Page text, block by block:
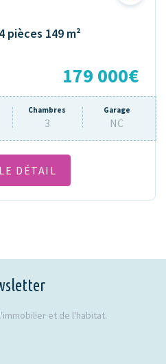
149 m²
179 000€
Chambres
3
Garage
NC
DÉTAIL
et de l'habitat.